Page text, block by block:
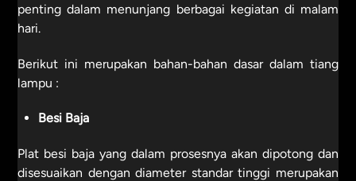
penting dalam menunjang berbagai kegiatan di malam
hari.
Berikut ini merupakan bahan-bahan dasar dalam tiang
lampu :
Besi Baja
Plat besi baja yang dalam prosesnya akan dipotong dan
disesuaikan dengan diameter standar tinggi merupakan